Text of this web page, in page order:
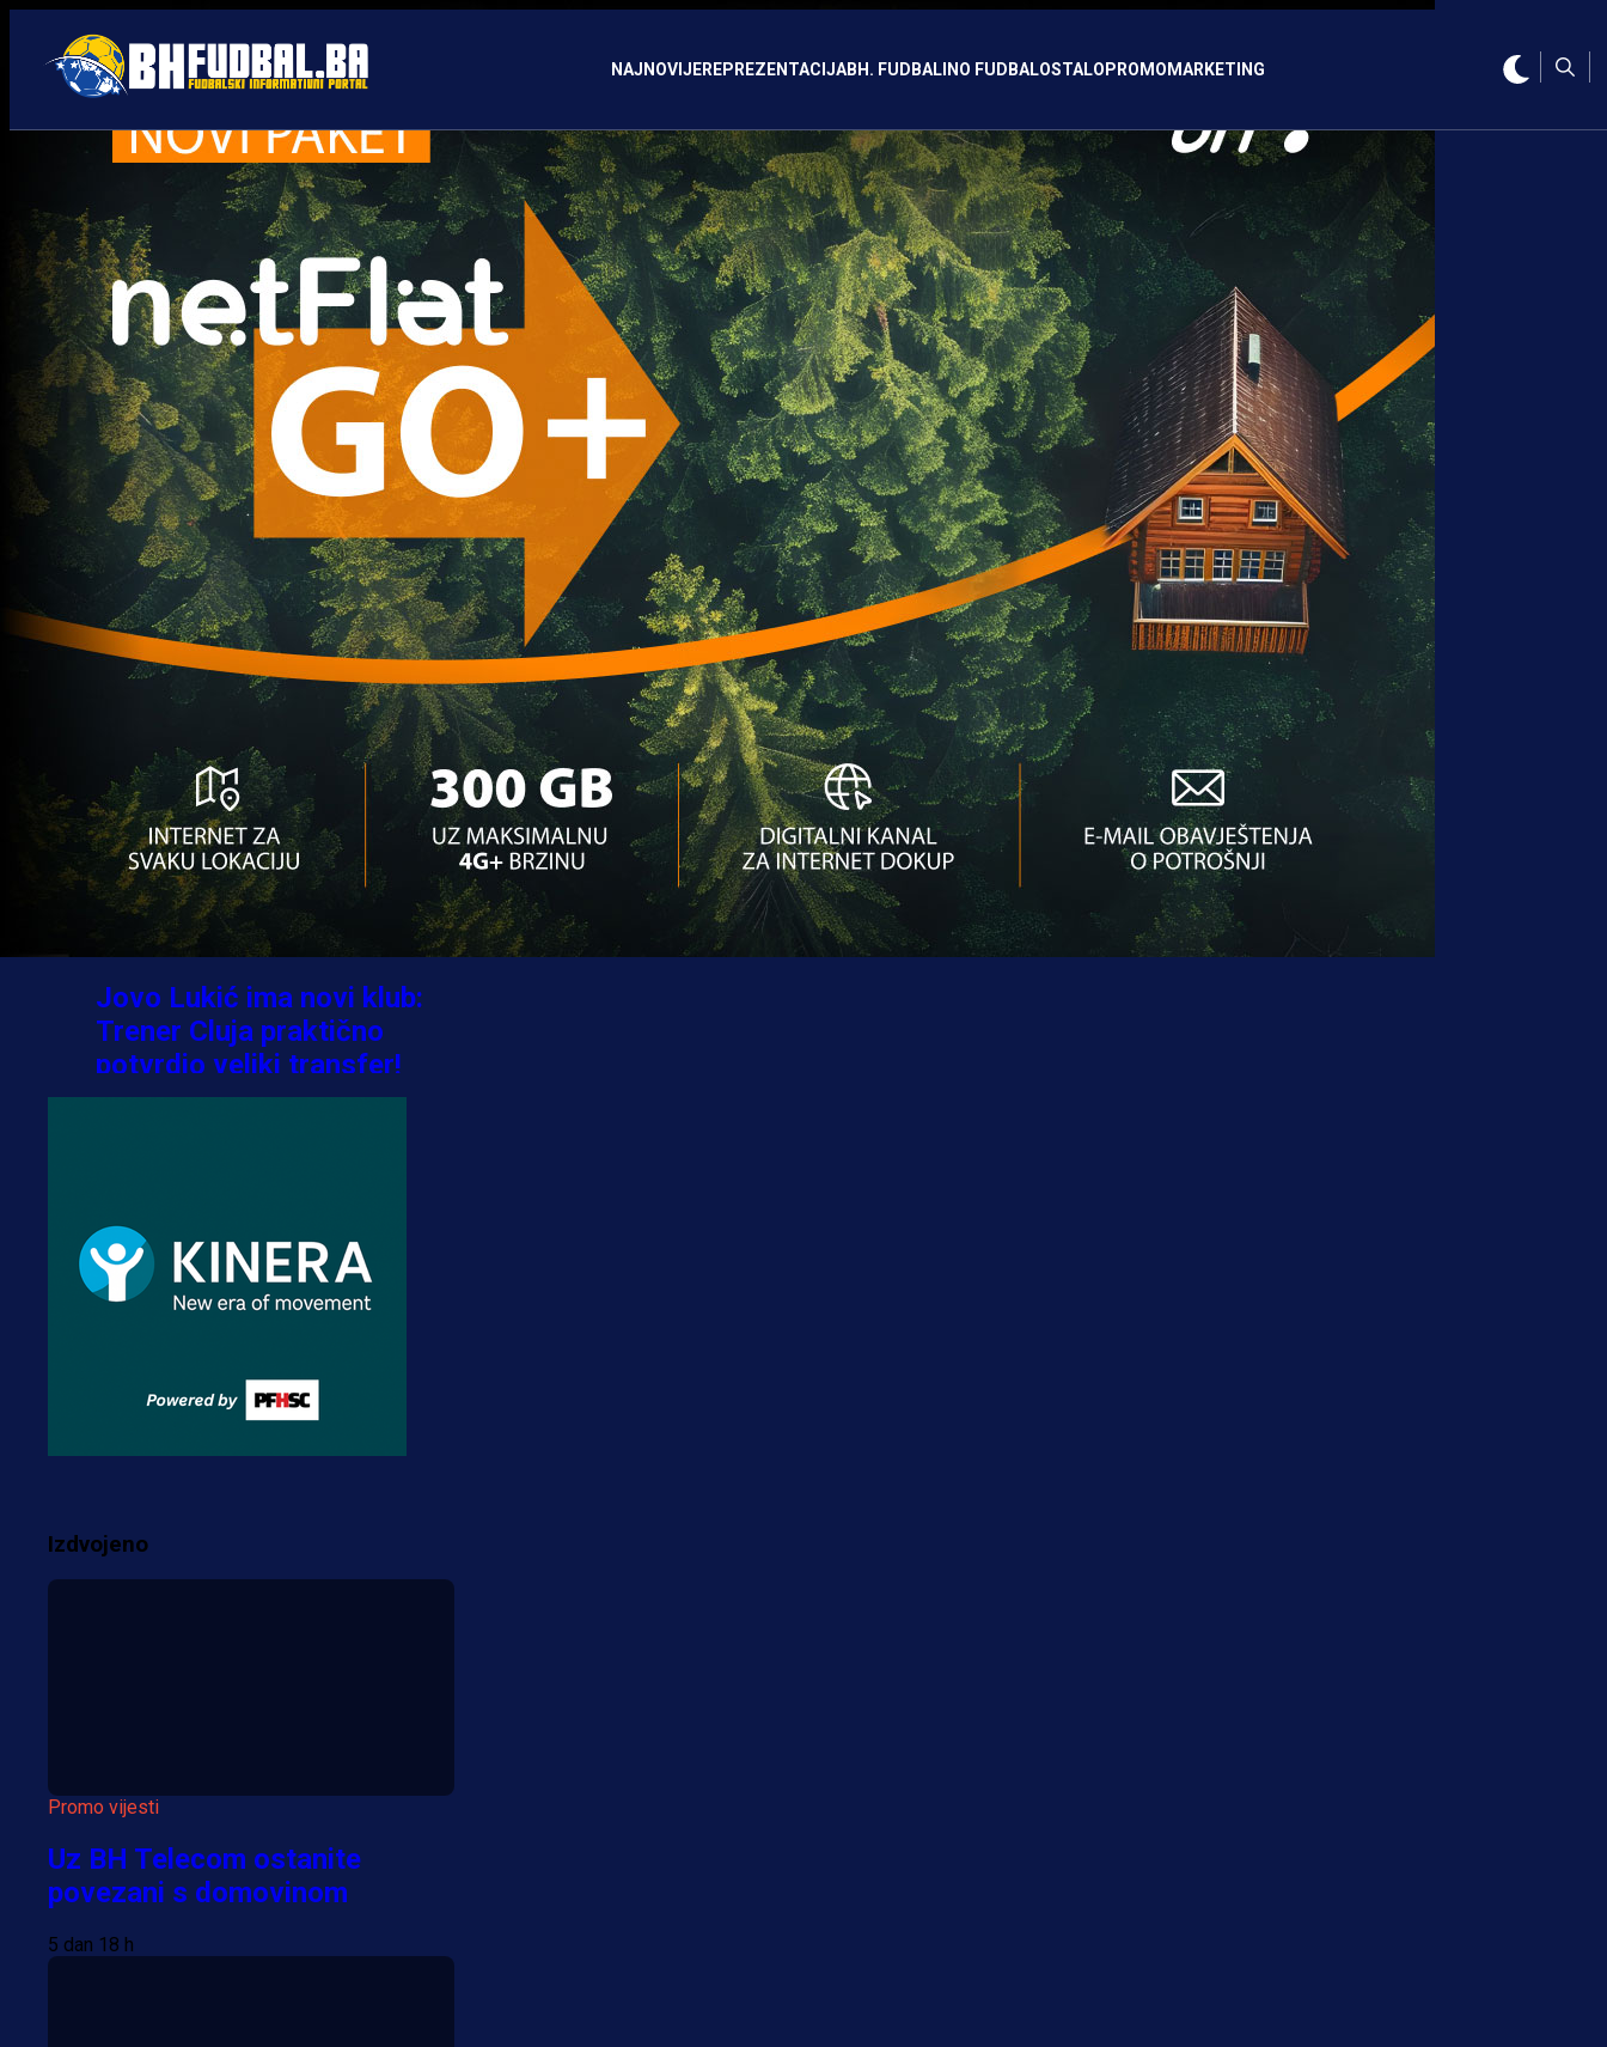
NAJNOVIJEREPREZENTACIJABH. FUDBALINO FUDBALOSTALO PROMO MARKETING
Edin Marić
Trenutno nema novosti za navedeni tag.
Najčitanije Najnovije
A Selekcija
UEFA kaznila BiH: Navijači
neće moći pratiti Zmajeve u
Poljskoj i Rumuniji!
4 sedmica 14 h
A Selekcija
Sve je gotovo: Edin Džeko
donio odluku, evo gdje
nastavlja karijeru!
A Selekcija
Ovo niko nije očekivao:
Nikola Vasilj iznenadio
izborom novog kluba!
3 sedmica 4 dan
A Selekcija
Jovo Lukić ima novi klub:
Trener Cluja praktično
potvrdio veliki transfer!
predsjednika kluba: Jovo
Lukić uskoro pravi
transfer!?
Zmajevi dobili veliko
pojačanje: Fudbaler
Izdvojeno
Promo vijesti
Uz BH Telecom ostanite
povezani s domovinom
5 dan 18 h